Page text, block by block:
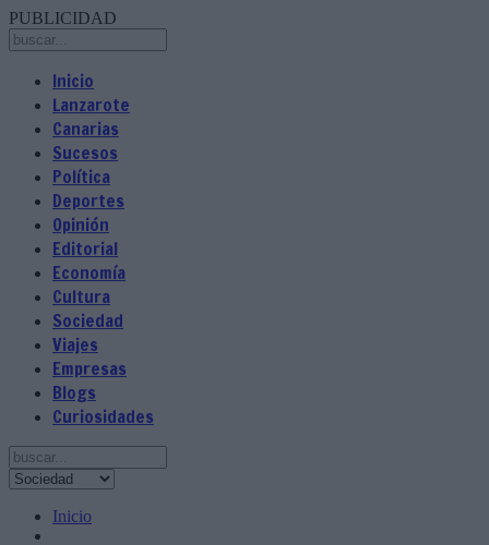
PUBLICIDAD
Inicio
Lanzarote
Canarias
Sucesos
Política
Deportes
Opinión
Editorial
Economía
Cultura
Sociedad
Viajes
Empresas
Blogs
Curiosidades
Inicio